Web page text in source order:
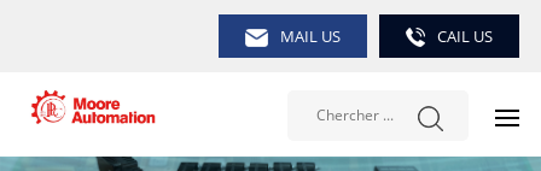
MAIL US CAIL US